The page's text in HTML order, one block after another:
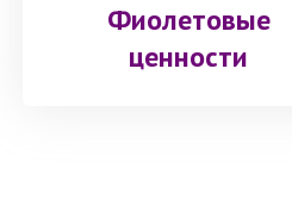
Фиолетовые
ценности